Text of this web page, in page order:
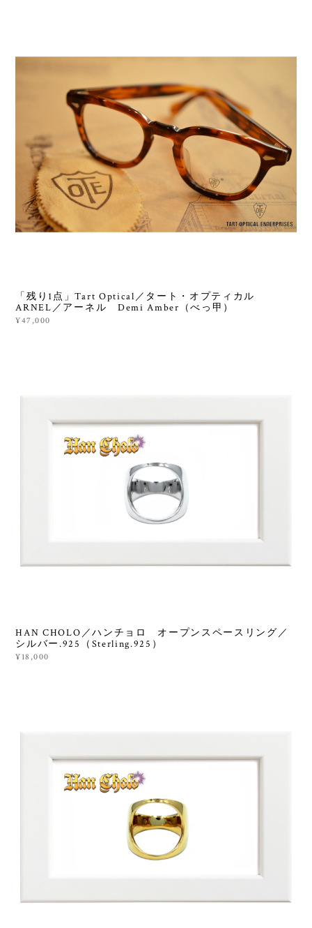
「残り1点」Tart Optical／タート・オプティカル
ARNEL／アーネル Demi Amber（べっ甲）
¥47,000
HAN CHOLO／ハンチョロ オープンスペースリング／
シルバー.925（Sterling.925）
¥18,000